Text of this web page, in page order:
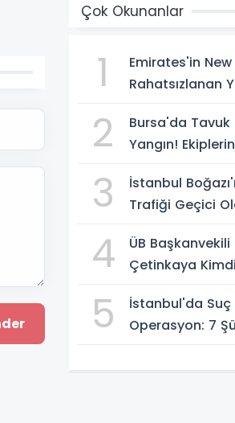
Çok Okunanlar
1
Emirates'in New
Rahatsızlanan
2
Bursa'da
Yangın!
3
İstanbul
Trafiği Geçici
4
ÜB
Çetinkaya
5
İstanbul'da
Operasyon: 7